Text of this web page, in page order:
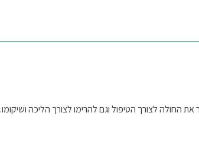
לצורך הטיפול וגם להרימו לצורך הליכה ושיקומו.